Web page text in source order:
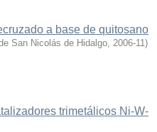
a base de quitosano
San Nicolás de Hidalgo, 2006-11)
trimetálicos Ni-W-